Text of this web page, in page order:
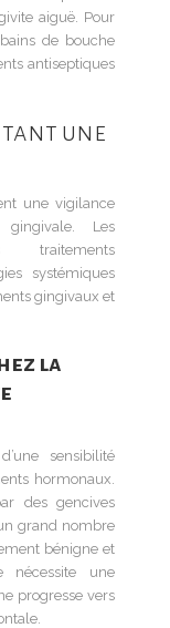
aiguë. Pour
de bouche
antiseptiques
une
une vigilance
Les
traitements
systémiques
gingivaux et
la
sensibilité
hormonaux.
des gencives
grand nombre
bénigne et
nécessite une
progresse vers